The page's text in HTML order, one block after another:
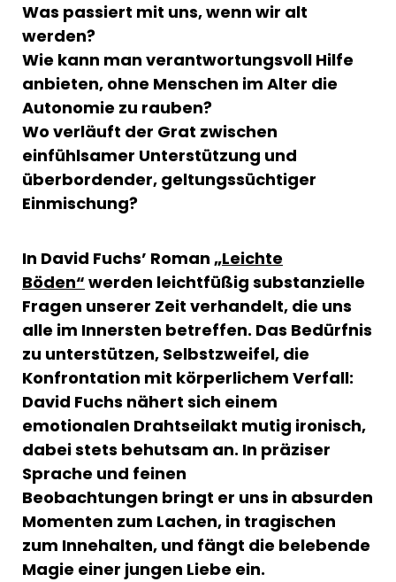
Was passiert mit uns, wenn wir alt
werden?
Wie kann man verantwortungsvoll Hilfe
anbieten, ohne Menschen im Alter die
Autonomie zu rauben?
Wo verläuft der Grat zwischen
einfühlsamer Unterstützung und
überbordender, geltungssüchtiger
Einmischung?
In David Fuchs’ Roman „Leichte
Böden“ werden leichtfüßig substanzielle
Fragen unserer Zeit verhandelt, die uns
alle im Innersten betreffen. Das Bedürfnis
zu unterstützen, Selbstzweifel, die
Konfrontation mit körperlichem Verfall:
David Fuchs nähert sich einem
emotionalen Drahtseilakt mutig ironisch,
dabei stets behutsam an. In präziser
Sprache und feinen
Beobachtungen bringt er uns in absurden
Momenten zum Lachen, in tragischen
zum Innehalten, und fängt die belebende
Magie einer jungen Liebe ein.